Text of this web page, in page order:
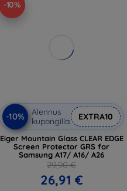
-10%
-10%
Alennus
kupongilla
EXTRA10
Eiger Mountain Glass CLEAR EDGE
Screen Protector GRS for
Samsung A17/ A16/ A26
29,90 €
26,91 €